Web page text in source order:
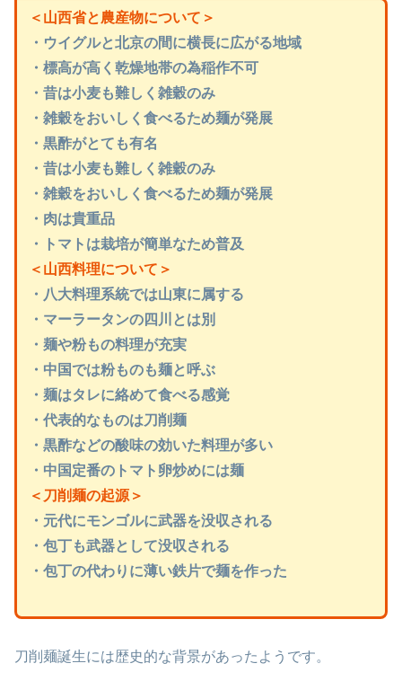
＜山西省と農産物について＞
・ウイグルと北京の間に横長に広がる地域
・標高が高く乾燥地帯の為稲作不可
・昔は小麦も難しく雑穀のみ
・雑穀をおいしく食べるため麺が発展
・黒酢がとても有名
・昔は小麦も難しく雑穀のみ
・雑穀をおいしく食べるため麺が発展
・肉は貴重品
・トマトは栽培が簡単なため普及
＜山西料理について＞
・八大料理系統では山東に属する
・マーラータンの四川とは別
・麺や粉もの料理が充実
・中国では粉ものも麺と呼ぶ
・麺はタレに絡めて食べる感覚
・代表的なものは刀削麺
・黒酢などの酸味の効いた料理が多い
・中国定番のトマト卵炒めには麺
＜刀削麺の起源＞
・元代にモンゴルに武器を没収される
・包丁も武器として没収される
・包丁の代わりに薄い鉄片で麺を作った
刀削麺誕生には歴史的な背景があったようです。